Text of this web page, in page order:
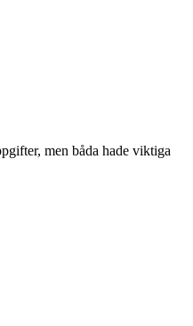
men båda hade viktiga